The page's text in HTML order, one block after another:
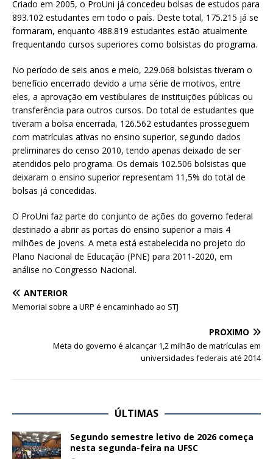
Criado em 2005, o ProUni já concedeu bolsas de estudos para
893.102 estudantes em todo o país. Deste total, 175.215 já se
formaram, enquanto 488.819 estudantes estão atualmente
frequentando cursos superiores como bolsistas do programa.
No período de seis anos e meio, 229.068 bolsistas tiveram o
benefício encerrado devido a uma série de motivos, entre
eles, a aprovação em vestibulares de instituições públicas ou
transferência para outros cursos. Do total de estudantes que
tiveram a bolsa encerrada, 126.562 estudantes prosseguem
com matrículas ativas no ensino superior, segundo dados
preliminares do censo 2010, tendo apenas deixado de ser
atendidos pelo programa. Os demais 102.506 bolsistas que
deixaram o ensino superior representam 11,5% do total de
bolsas já concedidas.
O ProUni faz parte do conjunto de ações do governo federal
destinado a abrir as portas do ensino superior a mais 4
milhões de jovens. A meta está estabelecida no projeto do
Plano Nacional de Educação (PNE) para 2011-2020, em
análise no Congresso Nacional.
ANTERIOR
Memorial sobre a URP é encaminhado ao STJ
PRÓXIMO
Meta do governo é alcançar 1,2 milhão de matrículas em
universidades federais até 2014
ÚLTIMAS
Segundo semestre letivo de 2026 começa
nesta segunda-feira na UFSC